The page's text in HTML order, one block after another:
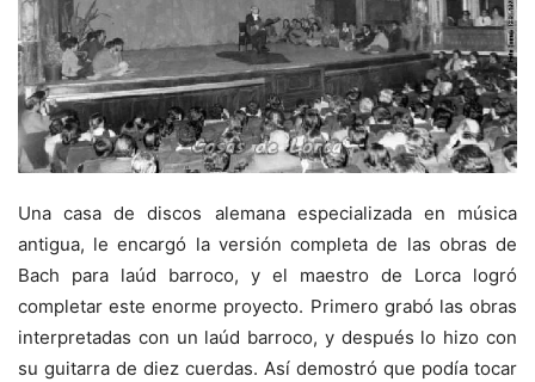
Una casa de discos alemana especializada en música
antigua, le encargó la versión completa de las obras de
Bach para laúd barroco, y el maestro de Lorca logró
completar este enorme proyecto. Primero grabó las obras
interpretadas con un laúd barroco, y después lo hizo con
su guitarra de diez cuerdas. Así demostró que podía tocar